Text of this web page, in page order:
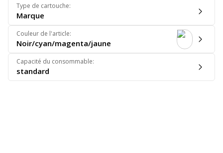
Type de cartouche:
Marque
Couleur de l'article:
Noir/cyan/magenta/jaune
Capacité du consommable:
standard